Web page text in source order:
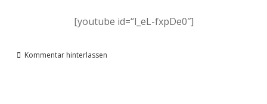
[youtube id=“l_eL-fxpDe0″]
Kommentar hinterlassen